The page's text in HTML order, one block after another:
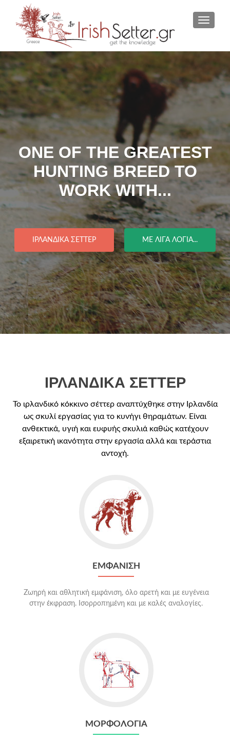
ONE OF THE GREATEST
HUNTING BREED TO
WORK WITH...
ΙΡΛΑΝΔΙΚΑ ΣΕΤΤΕΡ ΜΕ ΛΙΓΑ ΛΟΓΙΑ...
ΙΡΛΑΝΔΙΚΑ ΣΕΤΤΕΡ
Το ιρλανδικό κόκκινο σέττερ αναπτύχθηκε στην Ιρλανδία
ως σκυλί εργασίας για το κυνήγι θηραμάτων. Είναι
ανθεκτικά, υγιή και ευφυής σκυλιά καθώς κατέχουν
εξαιρετική ικανότητα στην εργασία αλλά και τεράστια
αντοχή.
ΕΜΦΑΝΙΣΗ
Ζωηρή και αθλητική εμφάνιση, όλο αρετή και με ευγένεια
στην έκφραση. Ισορροπημένη και με καλές αναλογίες.
ΜΟΡΦΟΛΟΓΙΑ